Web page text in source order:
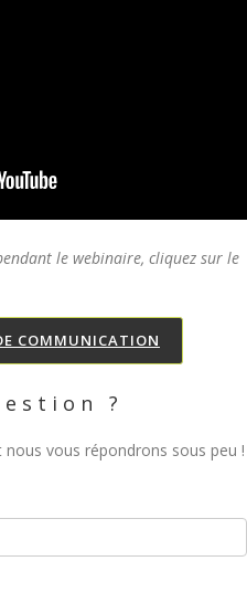
le webinaire, cliquez sur le
COMMUNICATION
?
vous répondrons sous peu !